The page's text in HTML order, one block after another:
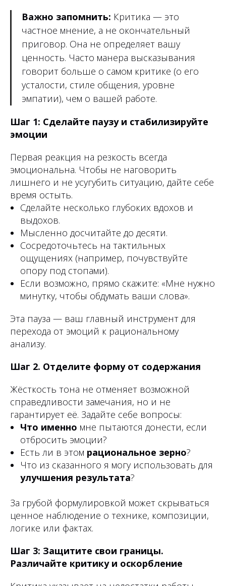
Важно запомнить: Критика — это
частное мнение, а не окончательный
приговор. Она не определяет вашу
ценность. Часто манера высказывания
говорит больше о самом критике (о его
усталости, стиле общения, уровне
эмпатии), чем о вашей работе.
Шаг 1: Сделайте паузу и стабилизируйте
эмоции
Первая реакция на резкость всегда
эмоциональна. Чтобы не наговорить
лишнего и не усугубить ситуацию, дайте себе
время остыть.
Сделайте несколько глубоких вдохов и
выдохов.
Мысленно досчитайте до десяти.
Сосредоточьтесь на тактильных
ощущениях (например, почувствуйте
опору под стопами).
Если возможно, прямо скажите: «Мне нужно
минутку, чтобы обдумать ваши слова».
Эта пауза — ваш главный инструмент для
перехода от эмоций к рациональному
анализу.
Шаг 2. Отделите форму от содержания
Жёсткость тона не отменяет возможной
справедливости замечания, но и не
гарантирует её. Задайте себе вопросы:
Что именно мне пытаются донести, если
отбросить эмоции?
Есть ли в этом рациональное зерно?
Что из сказанного я могу использовать для
улучшения результата?
За грубой формулировкой может скрываться
ценное наблюдение о технике, композиции,
логике или фактах.
Шаг 3: Защитите свои границы.
Различайте критику и оскорбление